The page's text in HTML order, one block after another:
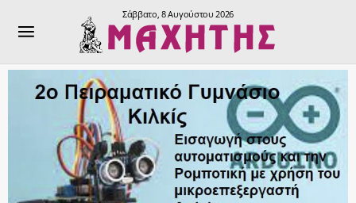
Σάββατο, 8 Αυγούστου 2026